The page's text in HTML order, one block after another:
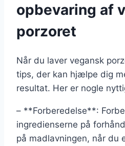
opbevaring af
porzoret
Når du laver vegansk
tips, der kan hjælpe dig
resultat. Her er nogle
– **Forberedelse**:
ingredienserne på
på madlavningen, når du